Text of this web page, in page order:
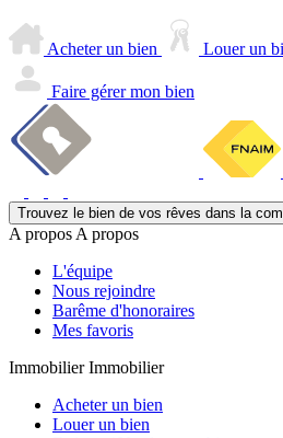
Acheter un bien Louer un
Faire gérer mon bien
Trouvez le bien de vos rêves dans la
A propos A propos
L'équipe
Nous rejoindre
Barême d'honoraires
Mes favoris
Immobilier Immobilier
Acheter un bien
Louer un bien